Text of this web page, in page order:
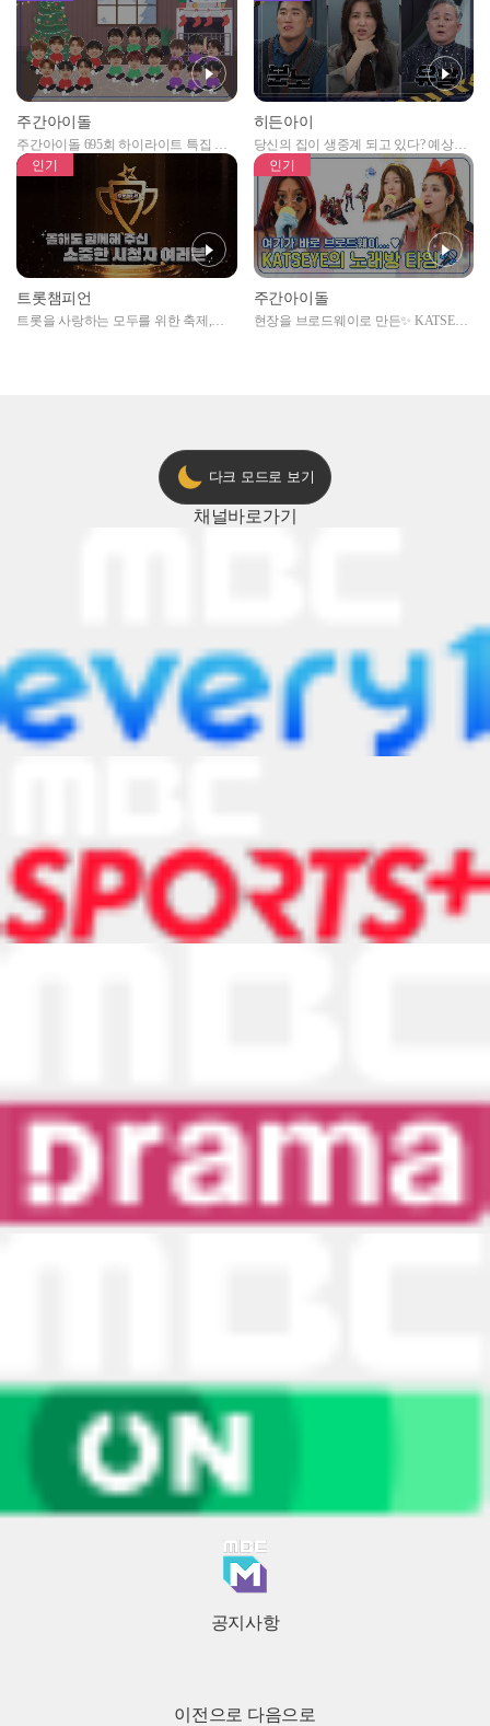
주간아이돌
주간아이돌 695회 하이라이트 특집 남
자아이돌편 예고
히든아이
당신의 집이 생중계 되고 있다? 예상치
못한 곳에서 일어나는 불법촬영 범죄!
인기
트롯챔피언
트롯을 사랑하는 모두를 위한 축제,
인기
주간아이돌
현장을 브로드웨이로 만든✨ KATSEYE
다크 모드로 보기
채널바로가기
공지사항
이전으로 다음으로